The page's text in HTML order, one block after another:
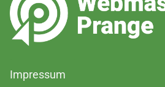
Impressum